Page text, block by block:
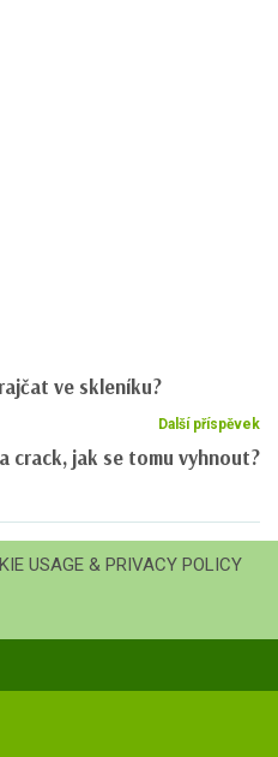
ve skleníku?
Další příspěvek
crack, jak se tomu vyhnout?
USAGE & PRIVACY POLICY